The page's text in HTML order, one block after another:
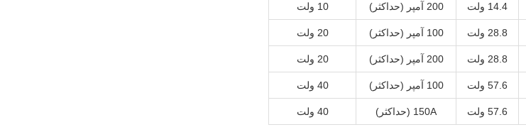
14.4 ولت 200 آمپر (حداکثر) 10 ولت
28.8 ولت 100 آمپر (حداکثر) 20 ولت
28.8 ولت 200 آمپر (حداکثر) 20 ولت
57.6 ولت 100 آمپر (حداکثر) 40 ولت
57.6 ولت 150A (حداکثر) 40 ولت